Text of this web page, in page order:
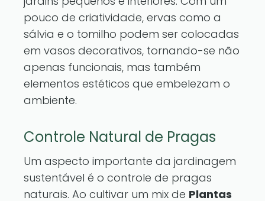
pouco de criatividade, ervas como a
sálvia e o tomilho podem ser colocadas
em vasos decorativos, tornando-se não
apenas funcionais, mas também
elementos estéticos que embelezam o
ambiente.
Controle Natural de Pragas
Um aspecto importante da jardinagem
sustentável é o controle de pragas
naturais. Ao cultivar um mix de Plantas